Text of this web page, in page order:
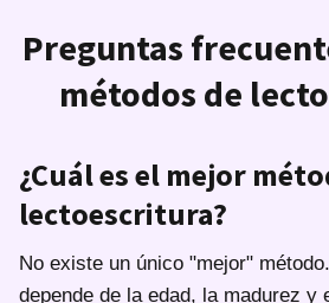
Preguntas
métodos de
¿Cuál es el mejor
lectoescritura?
No existe un único "mejor"
depende de la edad, la madurez y